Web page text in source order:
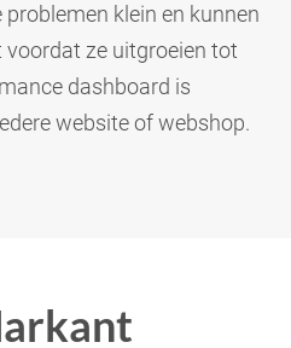
klein en kunnen
voordat ze uitgroeien tot
dashboard is
website of webshop.